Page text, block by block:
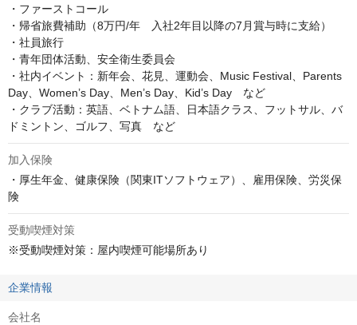
・ファーストコール
・帰省旅費補助（8万円/年　入社2年目以降の7月賞与時に支給）
・社員旅行
・青年団体活動、安全衛生委員会
・社内イベント：新年会、花見、運動会、Music Festival、Parents
Day、Women’s Day、Men’s Day、Kid’s Day　など
・クラブ活動：英語、ベトナム語、日本語クラス、フットサル、バ
ドミントン、ゴルフ、写真　など
加入保険
・厚生年金、健康保険（関東ITソフトウェア）、雇用保険、労災保
険
受動喫煙対策
※受動喫煙対策：屋内喫煙可能場所あり
企業情報
会社名